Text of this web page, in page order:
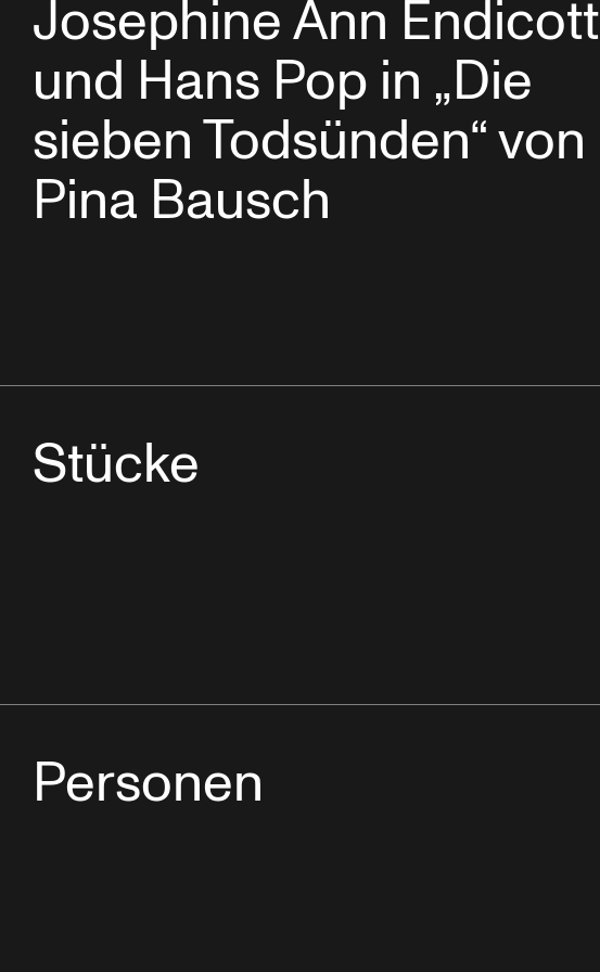
Josephine Ann Endicott
und Hans Pop in „Die
sieben Todsünden“ von
Pina Bausch
Stücke
Personen